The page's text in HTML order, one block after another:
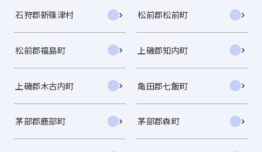
石狩郡新篠津村 松前郡松前町
松前郡福島町 上磯郡知内町
上磯郡木古内町 亀田郡七飯町
茅部郡鹿部町 茅部郡森町